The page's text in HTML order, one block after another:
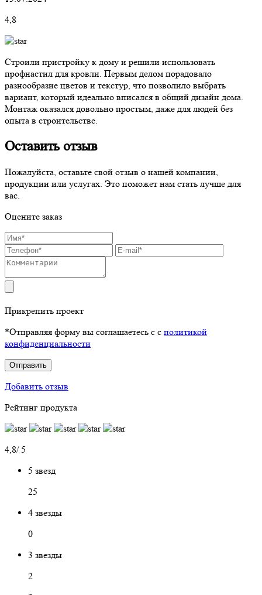
4,8
Строили пристройку к дому и решили использовать
профнастил для кровли. Первым делом порадовало
разнообразие цветов и текстур, что позволило выбрать
вариант, который идеально вписался в общий дизайн дома.
Монтаж оказался довольно простым, даже для людей без
опыта в строительстве.
Оставить отзыв
Пожалуйста, оставьте свой отзыв о нашей компании,
продукции или услугах. Это поможет нам стать лучше для
вас.
Оцените заказ
Прикрепить проект
*Отправляя форму вы соглашаетесь с с политикой
конфиденциальности
Отправить
Добавить отзыв
Рейтинг продукта
4,8/ 5
5 звезд
25
4 звезды
0
3 звезды
2